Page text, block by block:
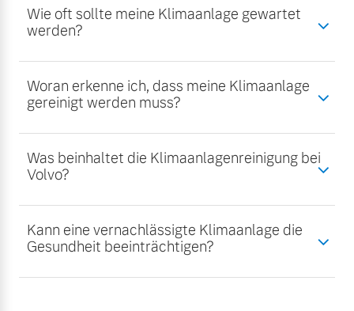
Wie oft sollte meine Klimaanlage gewartet
werden?
Woran erkenne ich, dass meine Klimaanlage
gereinigt werden muss?
Was beinhaltet die Klimaanlagenreinigung bei
Volvo?
Kann eine vernachlässigte Klimaanlage die
Gesundheit beeinträchtigen?